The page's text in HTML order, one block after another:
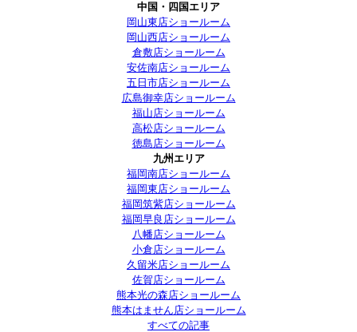
中国・四国エリア
岡山東店ショールーム
岡山西店ショールーム
倉敷店ショールーム
安佐南店ショールーム
五日市店ショールーム
広島御幸店ショールーム
福山店ショールーム
高松店ショールーム
徳島店ショールーム
九州エリア
福岡南店ショールーム
福岡東店ショールーム
福岡筑紫店ショールーム
福岡早良店ショールーム
八幡店ショールーム
小倉店ショールーム
久留米店ショールーム
佐賀店ショールーム
熊本光の森店ショールーム
熊本はません店ショールーム
すべての記事